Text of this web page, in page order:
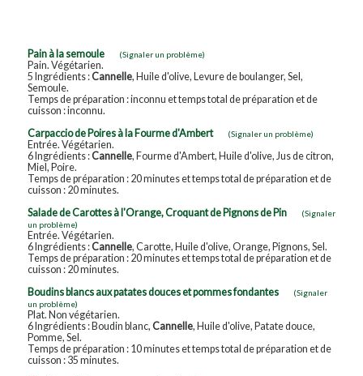
Pain à la semoule (Signaler un problème)
Pain. Végétarien.
5 Ingrédients :Cannelle, Huile d'olive, Levure de boulanger, Sel,
Semoule.
Temps de préparation : inconnu et temps total de préparation et de
cuisson : inconnu.
Carpaccio de Poires à la Fourme d'Ambert
(Signaler un problème)
Entrée. Végétarien.
6 Ingrédients :Cannelle, Fourme d'Ambert, Huile d'olive, Jus de citron,
Miel, Poire.
Temps de préparation : 20 minutes et temps total de préparation et de
cuisson : 20 minutes.
Salade de Carottes à l'Orange, Croquant de Pignons de Pin
(Signaler
un problème)
Entrée. Végétarien.
6 Ingrédients :Cannelle, Carotte, Huile d'olive, Orange, Pignons, Sel.
Temps de préparation : 20 minutes et temps total de préparation et de
cuisson : 20 minutes.
Boudins blancs aux patates douces et pommes fondantes
(Signaler
un problème)
Plat. Non végétarien.
6 Ingrédients : Boudin blanc, Cannelle, Huile d'olive, Patate douce,
Pomme, Sel.
Temps de préparation : 10 minutes et temps total de préparation et de
cuisson : 35 minutes.